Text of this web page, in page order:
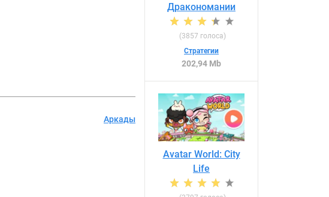
Аркады
Дракономании
(3857 голоса)
Стратегии
202,94 Mb
Avatar World: City
Life